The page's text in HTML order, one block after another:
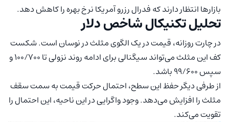
بازارها انتظار دارند که فدرال رزرو آمریکا نرخ بهره را کاهش دهد.
تحلیل تکنیکال شاخص دلار
در چارت روزانه، قیمت در یک الگوی مثلث در نوسان است. شکست
کف این مثلث می‌تواند سیگنالی برای ادامه روند نزولی تا ۱۰۰/۷۰۰ و
سپس ۹۹/۶۰۰ باشد.
از طرفی دیگر حفظ این سطح، احتمال حرکت قیمت به سمت سقف
مثلث را افزایش می‌دهد. وجود واگرایی در این ناحیه، این احتمال را
تقویت می‌کند.